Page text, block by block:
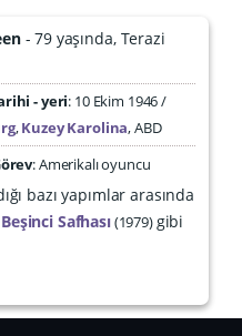
79 yaşında Terazi
- yeri 10 Ekim 1946
,Kuzey Karolina,ABD
: Amerikalı oyuncu
bazı yapımlar arasında
Safhası 1979 gibi